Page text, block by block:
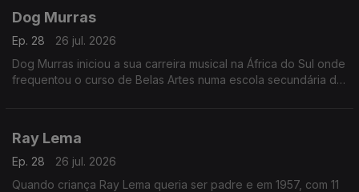
Dog Murras
Ep. 28
26 jul. 2026
Dog Murras iniciou a sua carreira musical na África do Sul onde
frequentou o curso de Belas Artes numa escola secundária de
Ray Lema
Ep. 28
26 jul. 2026
Quando criança Ray Lema queria ser padre e em 1957, com 11